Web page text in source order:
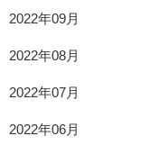
2022年09月
2022年08月
2022年07月
2022年06月